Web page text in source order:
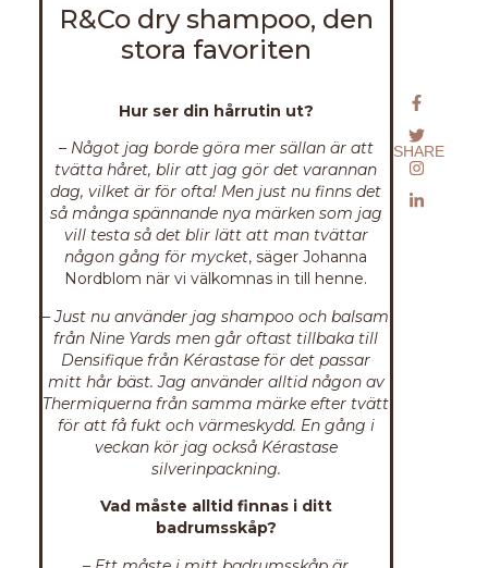
R&Co dry shampoo, den
stora favoriten
Hur ser din hårrutin ut?
– Något jag borde göra mer sällan är att
tvätta håret, blir att jag gör det varannan
dag, vilket är för ofta! Men just nu finns det
så många spännande nya märken som jag
vill testa så det blir lätt att man tvättar
någon gång för mycket, säger Johanna
Nordblom när vi välkomnas in till henne.
– Just nu använder jag shampoo och balsam
från Nine Yards men går oftast tillbaka till
Densifique från Kérastase för det passar
mitt hår bäst. Jag använder alltid någon av
Thermiquerna från samma märke efter tvätt
för att få fukt och värmeskydd. En gång i
veckan kör jag också Kérastase
silverinpackning.
Vad måste alltid finnas i ditt
badrumsskåp?
SHARE